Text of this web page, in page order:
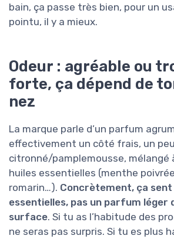
bain, ça passe très bien, pour un
pointu, il y a mieux.
Odeur : agréable ou
forte, ça dépend de
nez
La marque parle d’un parfum
effectivement un côté frais, un peu
citronné/pamplemousse, mélangé
huiles essentielles (menthe
romarin…). Concrètement, ça sent
essentielles, pas un parfum léger
surface. Si tu as l’habitude des
ne seras pas surpris. Si tu es plus